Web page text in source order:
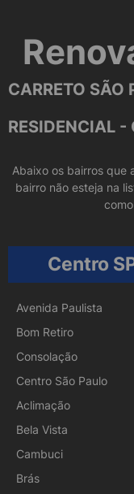
CARRETO SÃO
RESIDENCIAL -
Abaixo os bairros que
bairro não esteja na
Centro
Avenida Paulista
Bom Retiro
Consolação
Centro São Paulo
Aclimação
Bela Vista
Cambuci
Brás